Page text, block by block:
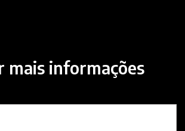
mais informações